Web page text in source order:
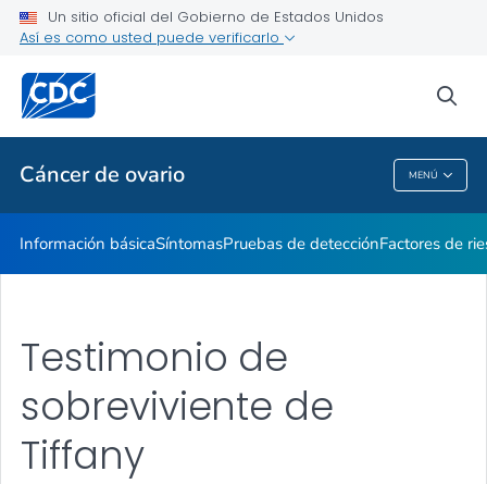
Un sitio oficial del Gobierno de Estados Unidos
Así es como usted puede verificarlo
Cáncer de ovario MENÚ
Recursos para compartir
Temas relacionados
Cáncer De Ovario
Información básicaSíntomasPruebas de detecciónFactores de
Testimonio de
sobreviviente de
Tiffany